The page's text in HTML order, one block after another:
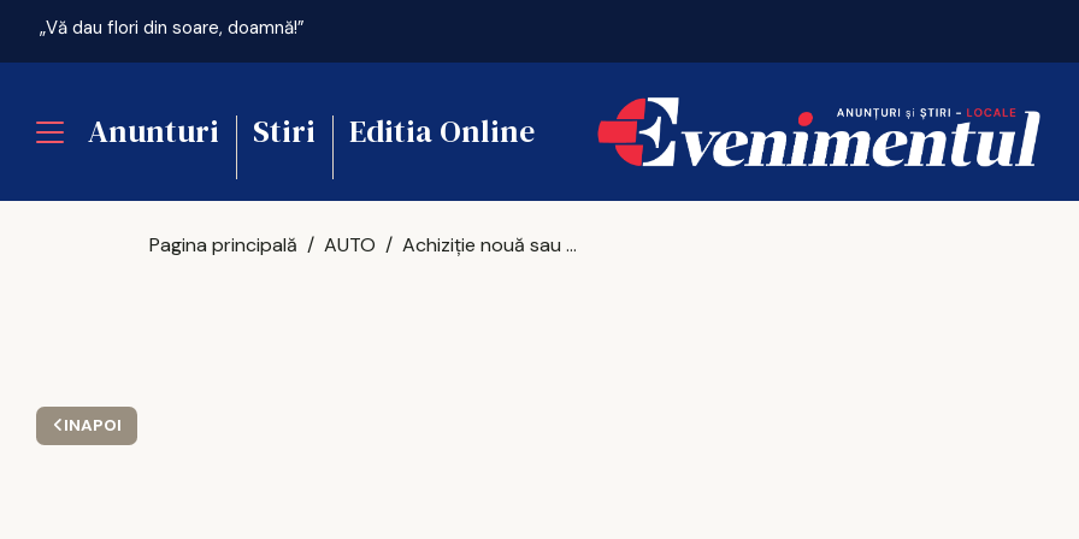
„Vă dau flori din soare, doamnă!”
Anunturi Stiri Editia Online
INAPOI
Pagina principală AUTO Achiziție nouă sau reparație - ce face lumea când vine vorba de mașini în 2025?